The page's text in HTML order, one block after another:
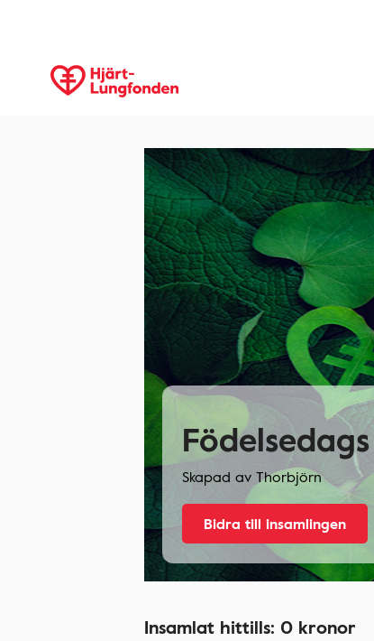
Skapad av Thorbjörn
Bidra till insamlingen
Insamlat hittills: 0 kronor